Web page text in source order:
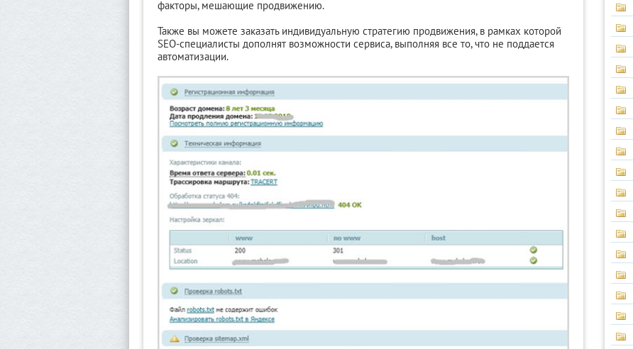
факторы, мешающие продвижению.
Также вы можете заказать индивидуальную стратегию продвижения, в рамках которой
SEO-специалисты дополнят возможности сервиса, выполняя все то, что не поддается
автоматизации.